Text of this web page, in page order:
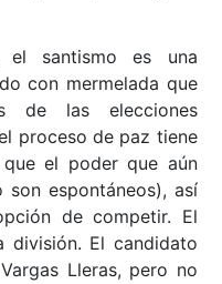
el santismo es una
con mermelada que
de las elecciones
proceso de paz tiene
el poder que aún
espontáneos), así
de competir. El
división. El candidato
Lleras, pero no